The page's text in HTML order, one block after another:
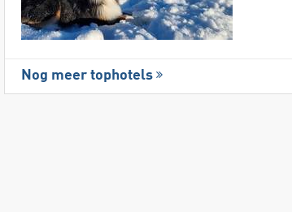
Nog meer tophotels